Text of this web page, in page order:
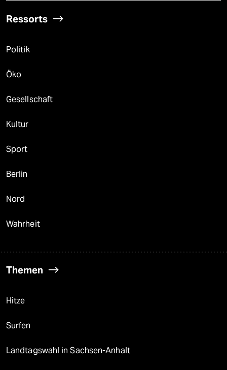
Ressorts
Politik
Öko
Gesellschaft
Kultur
Sport
Berlin
Nord
Wahrheit
Themen
Hitze
Surfen
Landtagswahl in Sachsen-Anhalt